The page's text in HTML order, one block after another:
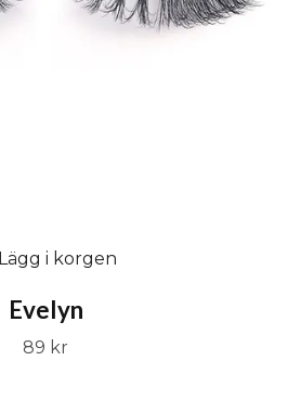
Lägg i korgen
Evelyn
89 kr